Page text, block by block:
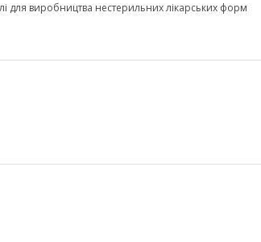
для виробництва нестерильних лікарських форм